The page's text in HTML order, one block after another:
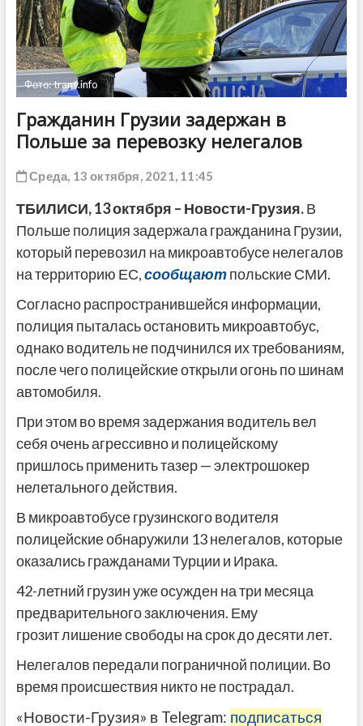
Фото: trans.info
Гражданин Грузии задержан в
Польше за перевозку нелегалов
Среда, 13 октября, 2021, 11:45
ТБИЛИСИ,13 октября – Новости-Грузия.В
Польше полиция задержала гражданина Грузии,
который перевозил на микроавтобусе нелегалов
на территорию ЕС,сообщаютпольские СМИ.
Согласно распространившейся информации,
полиция пыталась остановить микроавтобус,
однако водитель не подчинился их требованиям,
после чего полицейские открыли огонь по шинам
автомобиля.
При этом во время задержания водитель вел
себя очень агрессивно и полицейскому
пришлось применить тазер — электрошокер
нелетального действия.
В микроавтобусе грузинского водителя
полицейские обнаружили 13 нелегалов, которые
оказались гражданами Турции и Ирака.
42-летний грузин уже осужден на три месяца
предварительного заключения. Ему
грозит лишение свободы на срок до десяти лет.
Нелегалов передали пограничной полиции. Во
время происшествия никто не пострадал.
«Новости-Грузия» в Telegram: подписаться